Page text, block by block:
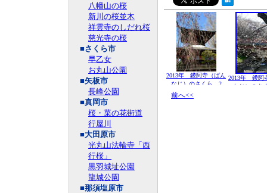
八幡山の桜
新川の桜並木
祥雲寺のしだれ桜
慈光寺の桜
■さくら市
早乙女
お丸山公園
■矢板市
長峰公園
■真岡市
桜・菜の花街道
行屋川
■大田原市
光丸山法輪寺「西
行桜」
黒羽城址公園
龍城公園
■那須塩原市
2013年 鑁阿寺（ばん
なじ）のさくら 2
2013年 鑁阿
なじ）のさ
前へ<<